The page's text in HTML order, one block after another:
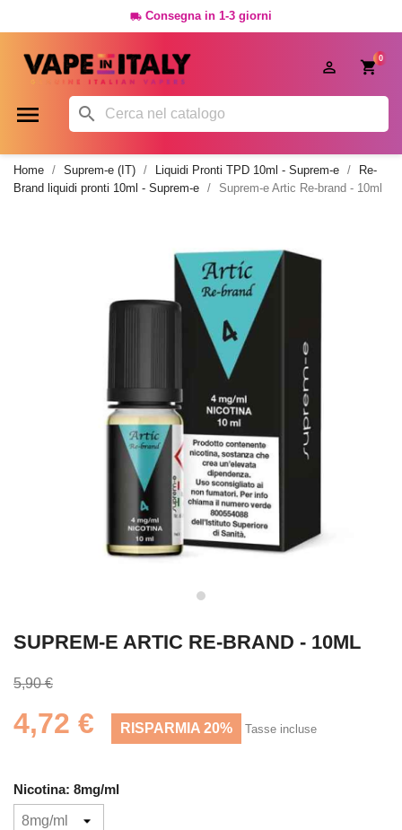
 Consegna in 1-3 giorni
0

 
Home Suprem-e (IT) Liquidi Pronti TPD 10ml - Suprem-e
Re-
Brand liquidi pronti 10ml - Suprem-e
Suprem-e Artic Re-brand - 10ml
SUPREM-E ARTIC RE-BRAND - 10ML
5,90 €
4,72 € RISPARMIA 20% Tasse incluse
Nicotina: 8mg/ml